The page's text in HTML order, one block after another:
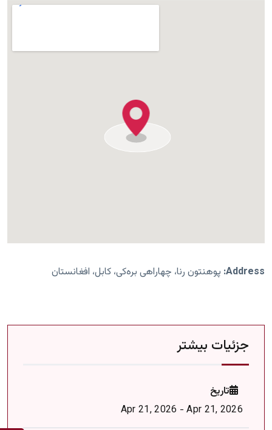
Address: پوهنتون رنا، چهاراهی بره‌کی، کابل، افغانستان
جزئیات بیشتر
تاریخ
Apr 21, 2026 - Apr 21, 2026